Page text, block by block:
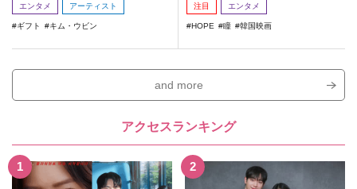
エンタメ アーティスト
ギフト キム・ウビン
注目 エンタメ
HOPE 瞳 韓国映画
and more
アクセスランキング